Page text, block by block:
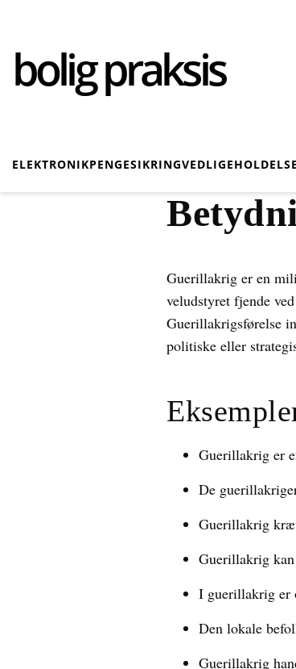
bolig praksis
ELEKTRONIKPENGESIKRINGVEDLIGEHOLDELSE
Guerillakrig er en
veludstyret fjende
Guerillakrigsførelse
politiske eller
Guerillakrig er
De
Guerillakrig
Guerillakrig
I guerillakrig er
Den lokale
Guerillakrig